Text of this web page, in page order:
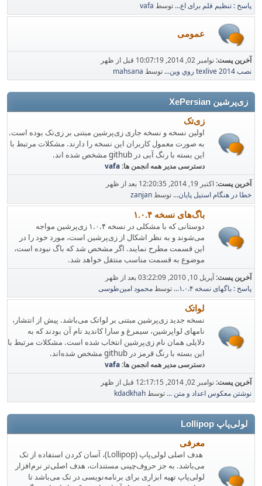
پاسخ : تنظیم قلم برای اع... توسط vafa
عمومی
آخرین پست:نوامبر 02, 2014, 10:07:19 قبل از ظهر
نصب texlive 2014 روي وين...
توسط mahsana
زی‌پرشین XePersian
زی‌تک
اولین نسخه و نسخه جاری زی‌پرشین مبتنی بر زی‌تک بوده است.
به صورت معمول کاربران این نسخه را دارند. مشکلات مرتبط با
این بسته با رنگ آبی در github مشخص شده اند.
دسترسی مدیر همه انجمن ها:vafa
آخرین پست:اکتبر 19, 2014, 12:20:35 بعد از ظهر
خطا در هنگام استیل پایان... توسطzanjan
باگ‌های نسخه ۱.۰.۴
دوستانی که با مشکلی در نسخه ۱.۰.۴ زی‌پرشین مواجه
می‌شوند و به نظر اشکال از زی‌پرشین است، مورد خود را در
این قسمت مطرح نمایند. اگر مشخص شد که باگ نبوده است،
موضوع به قسمت مناسب منتقل خواهد شد.
آخرین پست:آپریل 10, 2010, 03:22:09 بعد از ظهر
پاسخ : باگهای نسخه ۱.۰.۴...
توسطمحمود امین‌طوسی
لواتک
نسخه جدید زی‌پرشین مبتنی بر لواتک می‌باشد. پیش از انتشار،
نامهای لواپرشین، سیمرغ و سارا کاندید نام‌ آن بودند که به
دلایلی همان نام زی‌پرشین انتخاب شده است. مشکلات مرتبط با
این بسته با رنگ قرمز در github مشخص شده‌اند.
دسترسی مدیر همه انجمن ها:vafa
آخرین پست:نوامبر 02, 2014, 12:17:15 قبل از ظهر
نوشتن معکوس اعداد و متن ... توسطkdadkhah
لولی‌پاپ Lollipop
معرفی
هدف اصلی لولی‌پاپ (Lollipop)، آسان کردن استفاده از تک
می‌باشد. به جز حروف‌چینی مستندات، هدف اصلی‌تر نرم‌افزار
لولی‌پاپ تهیه ابزاری برای برنامه‌نویسی در تک می‌باشد تا